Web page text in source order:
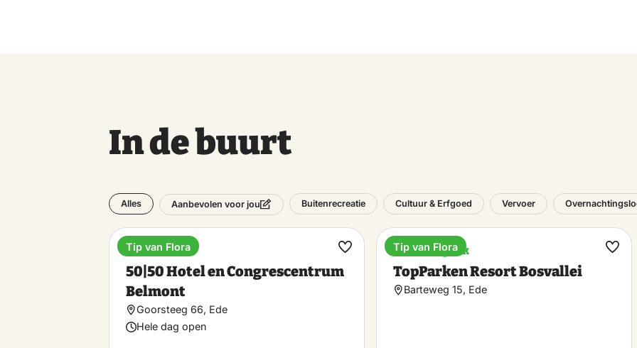
In de buurt
Alles Aanbevolen voor jou Buitenrecreatie Cultuur & Erfgoed Vervoer
Hotel
50|50 Hotel en Congrescentrum
Belmont
Goorsteeg 66, Ede
Hele dag open
Tip van Flora
Maak
Vakantiepark
TopParken Resort Bosvallei
Barteweg 15, Ede
Tip van Flora
Maak